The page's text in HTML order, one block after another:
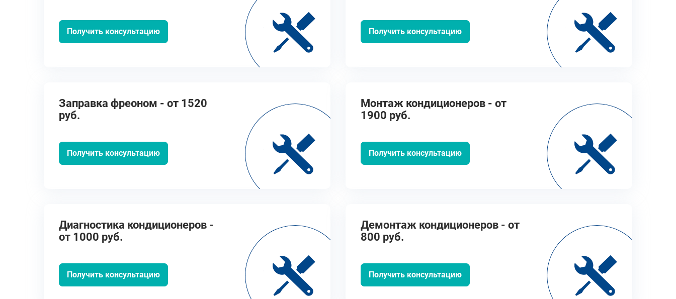
Получить консультацию Получить консультацию
Заправка фреоном - от 1520
руб.
Получить консультацию
Монтаж кондиционеров - от
1900 руб.
Получить консультацию
Диагностика кондиционеров -
от 1000 руб.
Получить консультацию
Демонтаж кондиционеров - от
800 руб.
Получить консультацию